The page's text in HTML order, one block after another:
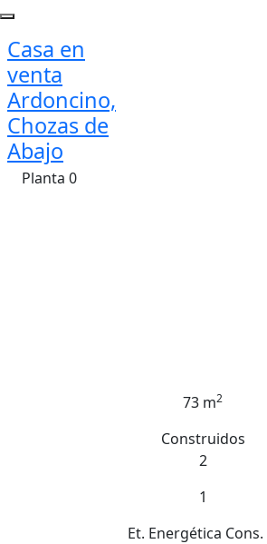
Casa en
venta
Ardoncino,
Chozas de
Abajo
Planta 0
73 m2
Construidos
2
1
Et. Energética Cons.